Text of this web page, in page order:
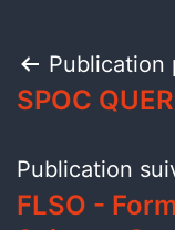
Publication
SPOC
Publication
FLSO -